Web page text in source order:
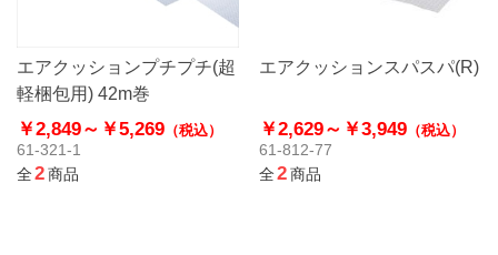
エアクッションプチプチ(超
軽梱包用) 42m巻
￥2,849～ ￥5,269 （税込）
61-321-1
全2商品
エアクッションスパスパ(R)
￥2,629～ ￥3,949 （税込）
61-812-77
全2商品